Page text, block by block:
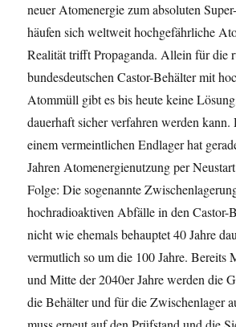
neuer Atomenergie zum absoluten
häufen sich weltweit hochgefährliche
Realität trifft Propaganda. Allein für die
bundesdeutschen Castor-Behälter mit
Atommüll gibt es bis heute keine
dauerhaft sicher verfahren werden kann.
einem vermeintlichen Endlager hat
Jahren Atomenergienutzung per
Folge: Die sogenannte
hochradioaktiven Abfälle in den Castor-
nicht wie ehemals behauptet 40 Jahre
vermutlich so um die 100 Jahre. Bereits
und Mitte der 2040er Jahre werden die
die Behälter und für die Zwischenlager